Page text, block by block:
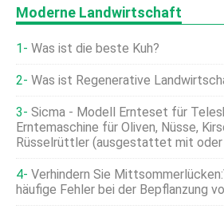
Moderne Landwirtschaft
Was ist die beste Kuh?
Was ist Regenerative
Sicma - Modell Ernteset für
Erntemaschine für Oliven, Nüsse,
Rüsselrüttler (ausgestattet mit oder
Verhindern Sie
häufige Fehler bei der Bepflanzung